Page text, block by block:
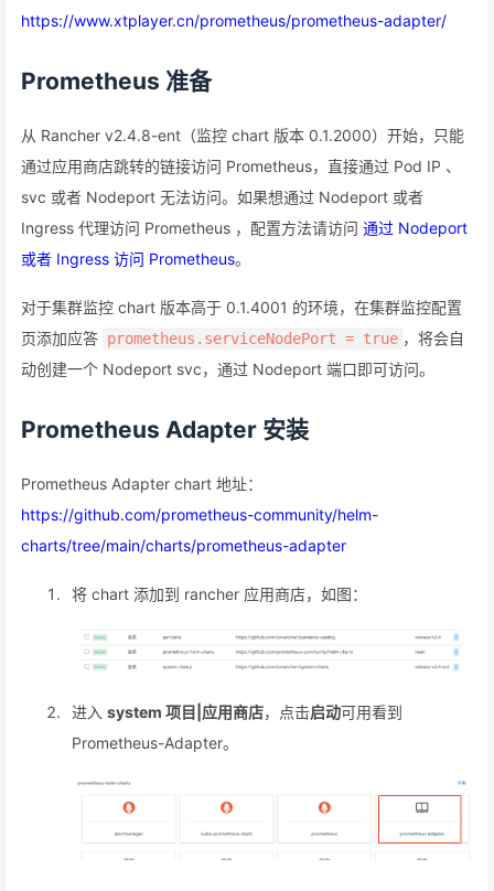
https://www.xtplayer.cn/prometheus/prometheus-adapter/
Prometheus 准备
从 Rancher v2.4.8-ent（监控 chart 版本 0.1.2000）开始，只能
通过应用商店跳转的链接访问 Prometheus，直接通过 Pod IP 、
svc 或者 Nodeport 无法访问。如果想通过 Nodeport 或者
Ingress 代理访问 Prometheus ，配置方法请访问 通过 Nodeport
或者 Ingress 访问 Prometheus。
对于集群监控 chart 版本高于 0.1.4001 的环境，在集群监控配置
页添加应答 prometheus.serviceNodePort = true ，将会自
动创建一个 Nodeport svc，通过 Nodeport 端口即可访问。
Prometheus Adapter 安装
Prometheus Adapter chart 地址：
https://github.com/prometheus-community/helm-
charts/tree/main/charts/prometheus-adapter
将 chart 添加到 rancher 应用商店，如图：
进入 system 项目|应用商店，点击启动可用看到
Prometheus-Adapter。